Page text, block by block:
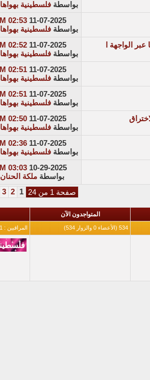
بواسطة فلسطينية بهواها
11-07-2025
02:53 AM
بواسطة فلسطينية بهواها
11-07-2025
02:52 AM
بواسطة فلسطينية بهواها
11-07-2025
02:51 AM
بواسطة فلسطينية بهواها
11-07-2025
02:51 AM
بواسطة فلسطينية بهواها
11-07-2025
02:50 AM
بواسطة فلسطينية بهواها
11-07-2025
02:36 AM
بواسطة فلسطينية بهواها
10-29-2025
03:03 AM
بواسطة ملكة الحنان
صفحة 1 من 24 1
2
3
المتواجدون الآن
534 (الأعضاء 0 والزوار 534) المراقبين : 1